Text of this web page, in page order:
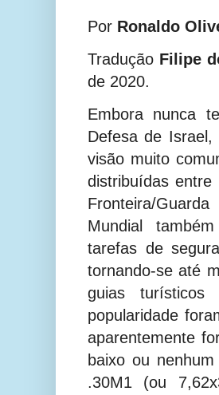
Por Ronaldo
Tradução Filipe
de 2020.
Embora nunca
Defesa de
visão muito
distribuídas
Fronteira/
Mundial
tarefas de
tornando-se até
guias
popularidade
aparentemente
baixo ou
.30M1 (ou